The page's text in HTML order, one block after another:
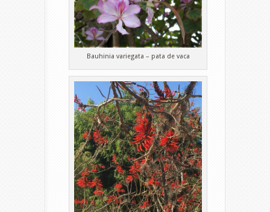
Bauhinia variegata – pata de vaca